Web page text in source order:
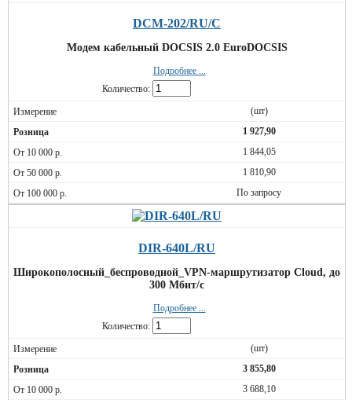
DCM-202/RU/C
Модем кабельный DOCSIS 2.0 EuroDOCSIS
Подробнее ...
Количество:
(шт)
1 927,90
1 844,05
1 810,90
По запросу
DIR-640L/RU
Широкополосный_беспроводной_VPN-маршрутизатор Cloud, до
300 Мбит/с
Подробнее ...
Количество:
(шт)
3 855,80
3 688,10